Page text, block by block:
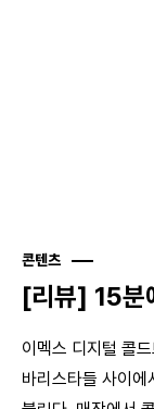
콘텐츠
[리뷰] 15분
이멕스 디지털 콜
바리스타들 사이